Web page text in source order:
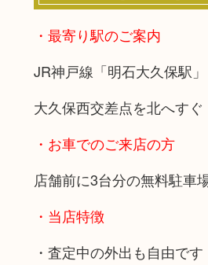
・最寄り駅のご案内
JR神戸線「明石大久保駅」
大久保西交差点を北へすぐ
・お車でのご来店の方
店舗前に3台分の無料駐車
・当店特徴
・査定中の外出も自由で